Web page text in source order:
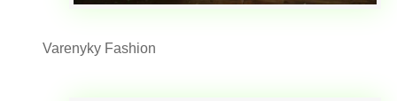
Varenyky Fashion